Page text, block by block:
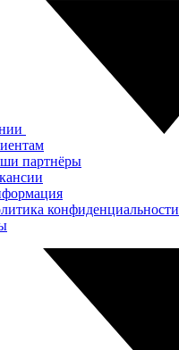
партнёры
конфиденциальности